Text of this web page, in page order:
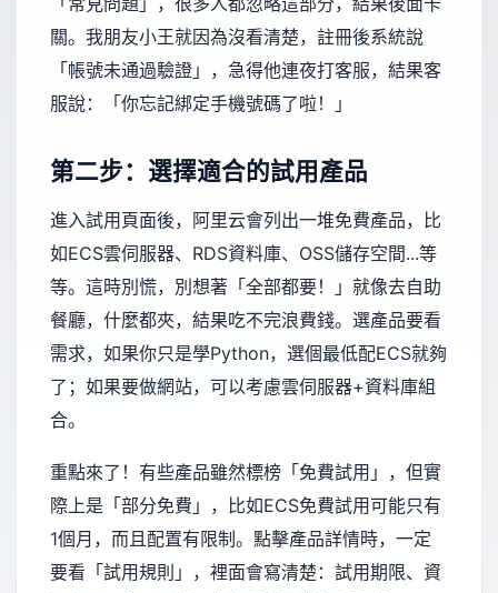
關。我朋友小王就因為沒看清楚，註冊後系統說
「帳號未通過驗證」，急得他連夜打客服，結果客
服說：「你忘記綁定手機號碼了啦！」
第二步：選擇適合的試用產品
進入試用頁面後，阿里云會列出一堆免費產品，比
如ECS雲伺服器、RDS資料庫、OSS儲存空間...等
等。這時別慌，別想著「全部都要！」就像去自助
餐廳，什麼都夾，結果吃不完浪費錢。選產品要看
需求，如果你只是學Python，選個最低配ECS就夠
了；如果要做網站，可以考慮雲伺服器+資料庫組
合。
重點來了！有些產品雖然標榜「免費試用」，但實
際上是「部分免費」，比如ECS免費試用可能只有
1個月，而且配置有限制。點擊產品詳情時，一定
要看「試用規則」，裡面會寫清楚：試用期限、資